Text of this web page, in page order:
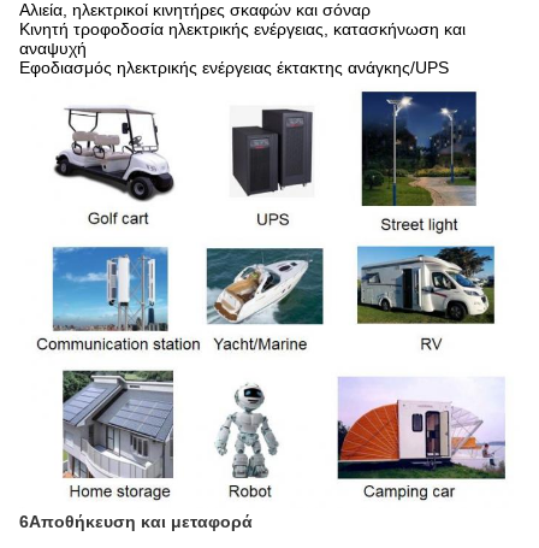
Αλιεία, ηλεκτρικοί κινητήρες σκαφών και σόναρ
Κινητή τροφοδοσία ηλεκτρικής ενέργειας, κατασκήνωση και
αναψυχή
Εφοδιασμός ηλεκτρικής ενέργειας έκτακτης ανάγκης/UPS
6Αποθήκευση και μεταφορά